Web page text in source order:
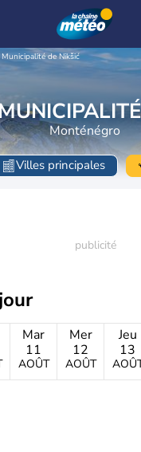
Municipalité de Nikšić
Monténégro
Villes principales
Mar
11
AOÛT
Mer
12
AOÛT
Jeu
13